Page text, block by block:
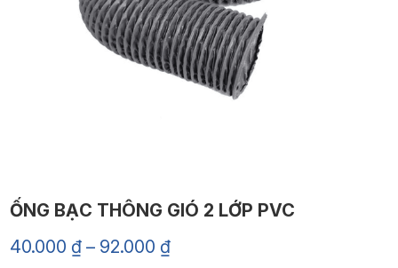
ỐNG BẠC THÔNG GIÓ 2 LỚP PVC
40.000 ₫ – 92.000 ₫Khoảng